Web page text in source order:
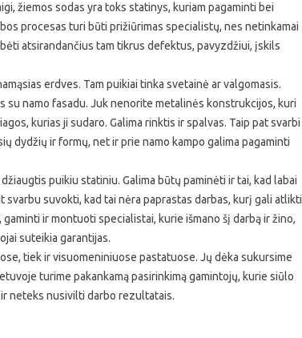
žiemos sodas yra toks statinys, kuriam pagaminti bei
procesas turi būti prižiūrimas specialistų, nes netinkamai
atsirandančius tam tikrus defektus, pavyzdžiui, įskils
erdves. Tam puikiai tinka svetainė ar valgomasis.
su namo fasadu. Juk nenorite metalinės konstrukcijos, kuri
kurias ji sudaro. Galima rinktis ir spalvas. Taip pat svarbi
dydžių ir formų, net ir prie namo kampo galima pagaminti
puikiu statiniu. Galima būtų paminėti ir tai, kad labai
svarbu suvokti, kad tai nėra paprastas darbas, kurį gali atlikti
ir montuoti specialistai, kurie išmano šį darbą ir žino,
suteikia garantijas.
tiek ir visuomeniniuose pastatuose. Jų dėka sukursime
turime pakankamą pasirinkimą gamintojų, kurie siūlo
neteks nusivilti darbo rezultatais.